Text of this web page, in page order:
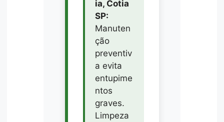
ia, Cotia
SP:
Manuten
ção
preventiv
a evita
entupime
ntos
graves.
Limpeza